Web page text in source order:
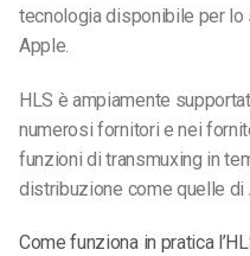
tecnologia disponibile per
Apple.
HLS è ampiamente
numerosi fornitori e nei
funzioni di transmuxing in
distribuzione come quelle di
Come funziona in pratica